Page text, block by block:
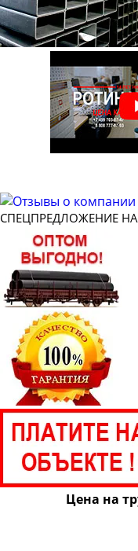
Труба
Труба
Труба
Труба
Труба
Труба
Труба
Труба профильная
Труба профильная
Труба профильная
Труба профильная
Труба профильная
Труба профильная
Труба профильная
Труба профильная
Труба профильная
Труба профильная
Труба профильная
СПЕЦПРЕДЛОЖЕНИЕ
Цена на